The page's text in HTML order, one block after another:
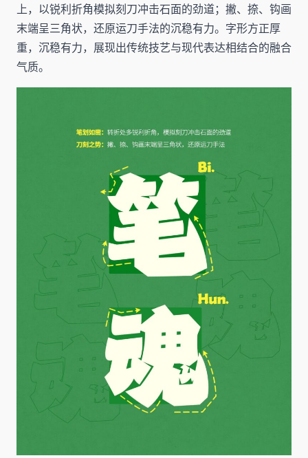
上，以锐利折角模拟刻刀冲击石面的劲道；撇、捺、钩画
末端呈三角状，还原运刀手法的沉稳有力。字形方正厚
重，沉稳有力，展现出传统技艺与现代表达相结合的融合
气质。